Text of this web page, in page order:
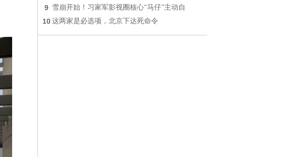
9 雪崩开始！习家军影视圈核心“马仔”主动自
10 这两家是必选项，北京下达死命令